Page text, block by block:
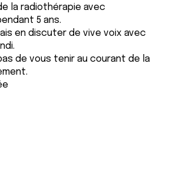
la radiothérapie avec
5 ans.
en discuter de vive voix avec
de vous tenir au courant de la